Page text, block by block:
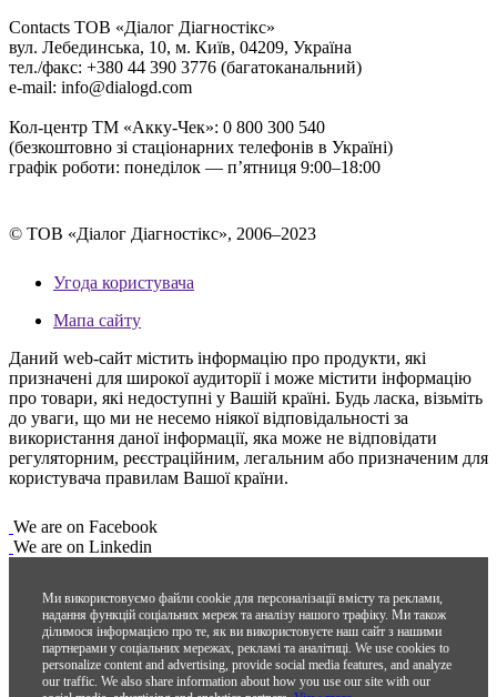
Contacts ТОВ «Діалог Діагностікс»
вул. Лебединська, 10, м. Київ, 04209, Україна
тел./факс: +380 44 390 3776 (багатоканальний)
e-mail: info@dialogd.com
Кол-центр ТМ «Акку-Чек»: 0 800 300 540
(безкоштовно зі стаціонарних телефонів в Україні)
графік роботи: понеділок — п’ятниця 9:00–18:00
© ТОВ «Діалог Діагностікс», 2006–2023
Угода користувача
Мапа сайту
Даний web-сайт містить інформацію про продукти, які
призначені для широкої аудиторії і може містити інформацію
про товари, які недоступні у Вашій країні. Будь ласка, візьміть
до уваги, що ми не несемо ніякої відповідальності за
використання даної інформації, яка може не відповідати
регуляторним, реєстраційним, легальним або призначеним для
користувача правилам Вашої країни.
We are on Facebook
We are on Linkedin
Ми використовуємо файли cookie для персоналізації вмісту та реклами,
надання функцій соціальних мереж та аналізу нашого трафіку. Ми також
ділимося інформацією про те, як ви використовуєте наш сайт з нашими
партнерами у соціальних мережах, рекламі та аналітиці. We use cookies to
personalize content and advertising, provide social media features, and analyze
our traffic. We also share information about how you use our site with our